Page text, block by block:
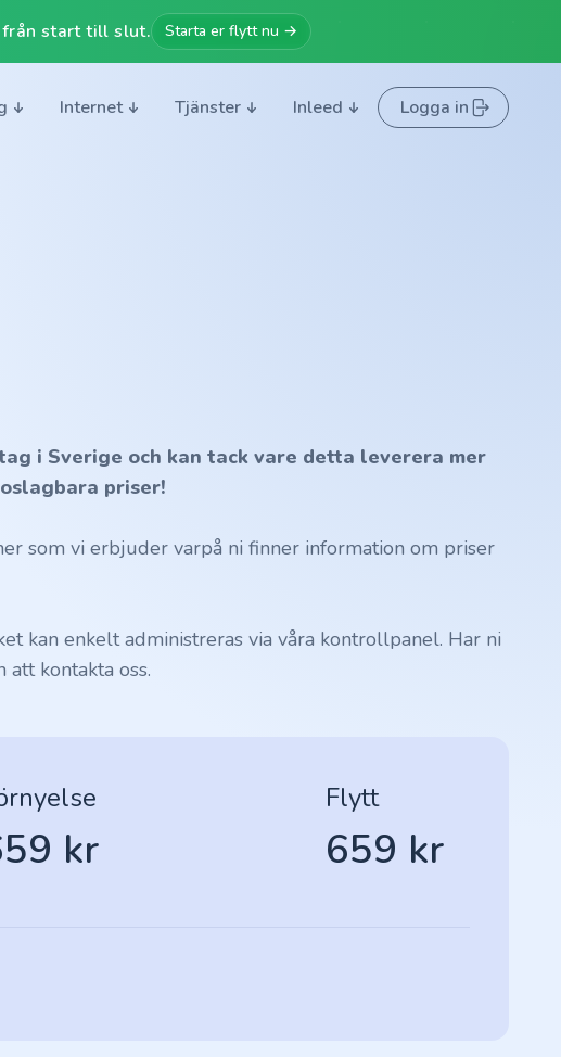
från start till slut. Starta er flytt nu →
Internet Tjänster Inleed Logga in
i Sverige och kan tack vare detta leverera mer
priser!
som vi erbjuder varpå ni finner information om priser
kan enkelt administreras via våra kontrollpanel. Har ni
kontakta oss.
kr
Flytt
659 kr